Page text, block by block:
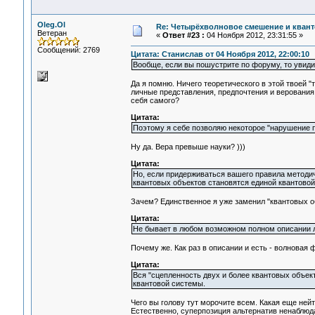
Oleg.Ol
Ветеран
Сообщений: 2769
Re: Четырёхволновое смешение и
« Ответ #23 : 04 Ноября 2012, 23:31:55 »
Цитата: Станислав от 04 Ноября 2012, 22:00:10
Вообще, если вы пошустрите по форуму, то
Да я помню. Ничего теоретического в этой твоей
личные представления, предпочтения и
себя самого?
Цитата:
Поэтому я себе позволяю некоторое "нарушение
Ну да. Вера превыше науки? )))
Цитата:
Но, если придерживаться вашего правила
квантовых объектов становятся единой
Зачем? Единственное я уже заменил "квантовых
Цитата:
Не бывает в любом возможном полном описании
Почему же. Как раз в описании и есть -
Цитата:
Вся "сцепленность двух и более квантовых
квантовой системы.
Чего вы голову тут морочите всем. Какая еще
Естественно, суперпозиция альтернатив